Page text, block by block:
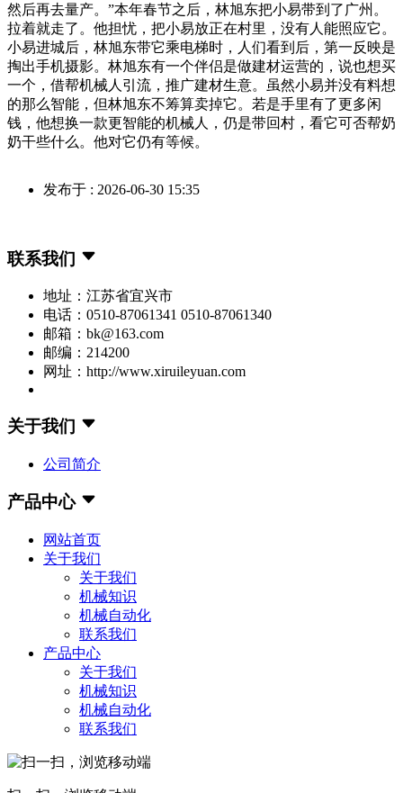
然后再去量产。”本年春节之后，林旭东把小易带到了广州。
拉着就走了。他担忧，把小易放正在村里，没有人能照应它。
小易进城后，林旭东带它乘电梯时，人们看到后，第一反映是
掏出手机摄影。林旭东有一个伴侣是做建材运营的，说也想买
一个，借帮机械人引流，推广建材生意。虽然小易并没有料想
的那么智能，但林旭东不筹算卖掉它。若是手里有了更多闲
钱，他想换一款更智能的机械人，仍是带回村，看它可否帮奶
奶干些什么。他对它仍有等候。
发布于 : 2026-06-30 15:35
联系我们
地址：江苏省宜兴市
电话：0510-87061341 0510-87061340
邮箱：bk@163.com
邮编：214200
网址：http://www.xiruileyuan.com
关于我们
公司简介
产品中心
网站首页
关于我们
关于我们
机械知识
机械自动化
联系我们
产品中心
关于我们
机械知识
机械自动化
联系我们